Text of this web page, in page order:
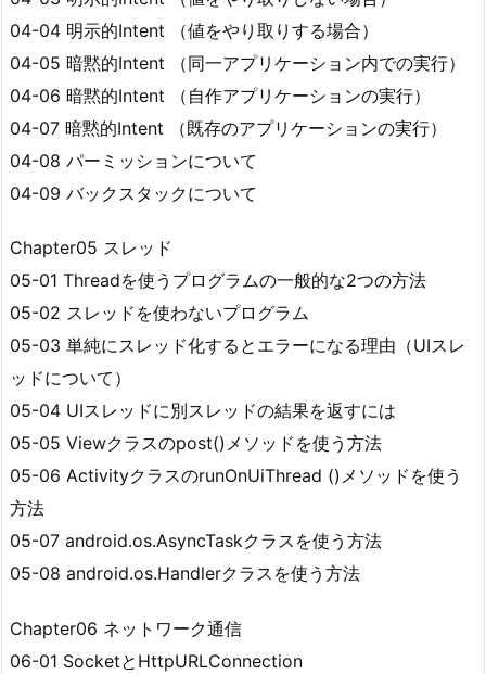
04-04 明示的Intent （値をやり取りする場合）
04-05 暗黙的Intent （同一アプリケーション内での実行）
04-06 暗黙的Intent （自作アプリケーションの実行）
04-07 暗黙的Intent （既存のアプリケーションの実行）
04-08 パーミッションについて
04-09 バックスタックについて
Chapter05 スレッド
05-01 Threadを使うプログラムの一般的な2つの方法
05-02 スレッドを使わないプログラム
05-03 単純にスレッド化するとエラーになる理由（UIスレ
ッドについて）
05-04 UIスレッドに別スレッドの結果を返すには
05-05 Viewクラスのpost()メソッドを使う方法
05-06 ActivityクラスのrunOnUiThread ()メソッドを使う
方法
05-07 android.os.AsyncTaskクラスを使う方法
05-08 android.os.Handlerクラスを使う方法
Chapter06 ネットワーク通信
06-01 SocketとHttpURLConnection